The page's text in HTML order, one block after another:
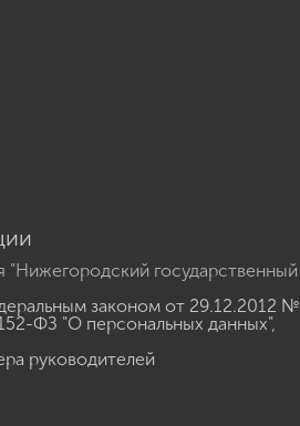
государственный
законом от 29.12.2012 №
ФЗ "О персональных данных",
руководителей